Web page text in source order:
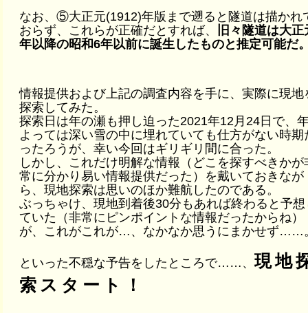
なお、⑤大正元(1912)年版まで遡ると隧道は描かれ
おらず、これらが正確だとすれば、
旧々隧道は大正
年以降の昭和6年以前に誕生したものと推定可能だ
情報提供および上記の調査内容を手に、実際に現地
探索してみた。
探索日は年の瀬も押し迫った2021年12月24日で、
よっては深い雪の中に埋れていても仕方がない時期
ったろうが、幸い今回はギリギリ間に合った。
しかし、これだけ明解な情報（どこを探すべきかが
常に分かり易い情報提供だった）を戴いておきなが
ら、現地探索は思いのほか難航したのである。
ぶっちゃけ、現地到着後30分もあれば終わると予想
ていた（非常にピンポイントな情報だったからね）
が、これがこれが…、なかなか思うにまかせず……
といった不穏な予告をしたところで……、現地
索スタート！